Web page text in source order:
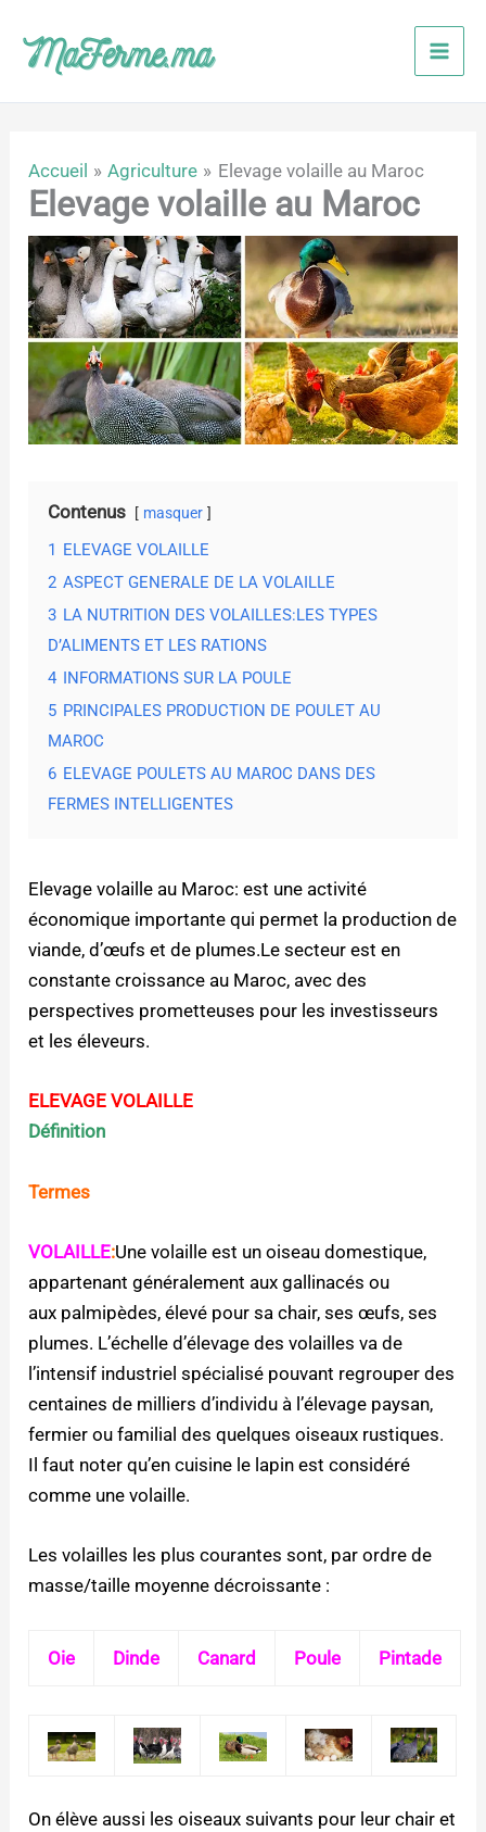
contenu
Accueil Agriculture Elevage volaille au Maroc
Elevage volaille au Maroc
Contenus masquer
1 ELEVAGE VOLAILLE
2 ASPECT GENERALE DE LA VOLAILLE
3 LA NUTRITION DES VOLAILLES:LES TYPES
D’ALIMENTS ET LES RATIONS
4 INFORMATIONS SUR LA POULE
5 PRINCIPALES PRODUCTION DE POULET AU
MAROC
6 ELEVAGE POULETS AU MAROC DANS DES
FERMES INTELLIGENTES
Elevage volaille au Maroc: est une activité
économique importante qui permet la production de
viande, d’œufs et de plumes.Le secteur est en
constante croissance au Maroc, avec des
perspectives prometteuses pour les investisseurs
et les éleveurs.
ELEVAGE VOLAILLE
Définition
Termes
VOLAILLE:Une volaille est un oiseau domestique,
appartenant généralement aux gallinacés ou
aux palmipèdes, élevé pour sa chair, ses œufs, ses
plumes. L’échelle d’élevage des volailles va de
l’intensif industriel spécialisé pouvant regrouper des
centaines de milliers d’individu à l’élevage paysan,
fermier ou familial des quelques oiseaux rustiques.
Il faut noter qu’en cuisine le lapin est considéré
comme une volaille.
Les volailles les plus courantes sont, par ordre de
masse/taille moyenne décroissante :
Oie Dinde Canard Poule Pintade
On élève aussi les oiseaux suivants pour leur chair et